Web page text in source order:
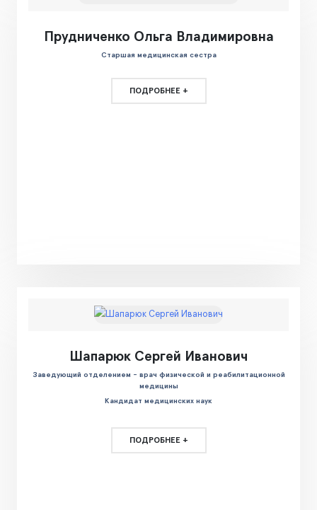
Прудниченко Ольга Владимировна
Старшая медицинская сестра
ПОДРОБНЕЕ +
Шапарюк Сергей Иванович
Заведующий отделением - врач физической и реабилитационной
медицины
Кандидат медицинских наук
ПОДРОБНЕЕ +